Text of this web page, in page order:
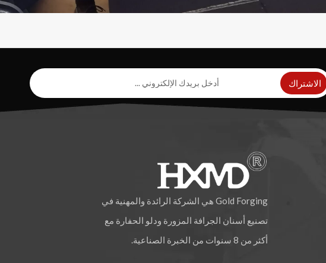
الاشتراك
Gold Forging هي الشركة الرائدة والمهنية في
تصنيع أسنان الجرافة المزورة ودلو الحفارة مع
أكثر من 8 سنوات من الخبرة الصناعية.